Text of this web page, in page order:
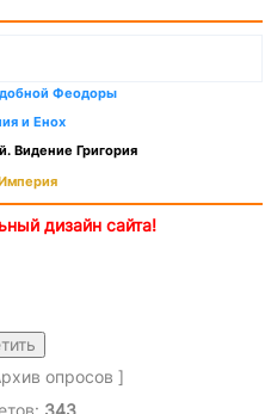
Феодоры
и Енох
Видение Григория
дизайн сайта!
опросов ]